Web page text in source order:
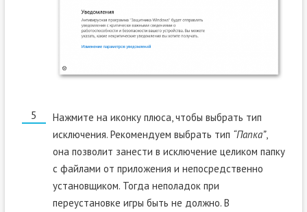
Нажмите на иконку плюса, чтобы выбрать тип
исключения. Рекомендуем выбрать тип “Папка”,
она позволит занести в исключение целиком папку
с файлами от приложения и непосредственно
установщиком. Тогда неполадок при
переустановке игры быть не должно. В